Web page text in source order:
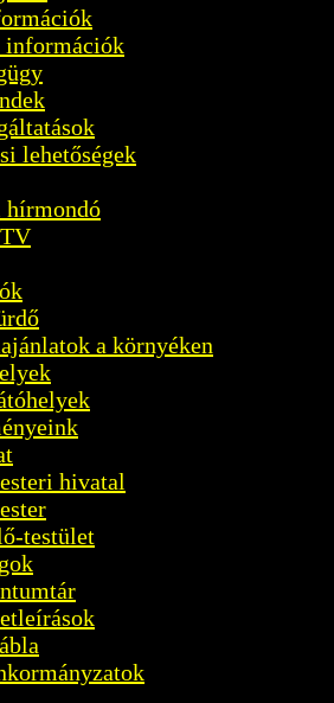
lehetőségek
a környéken
hivatal
testület